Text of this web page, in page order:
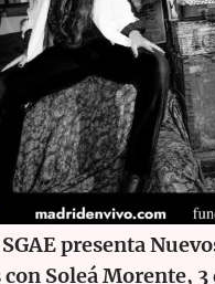
presenta
Soleá Morente,